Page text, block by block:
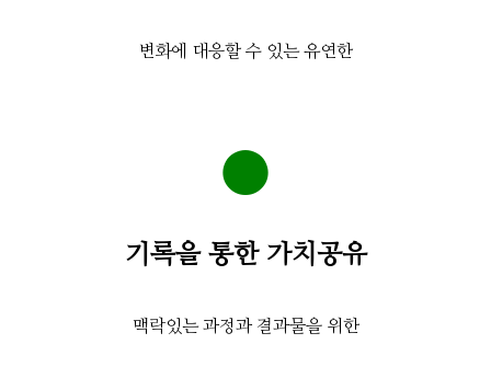
변화에 대응할 수 있는 유연한
●
기록을 통한 가치공유
맥락있는 과정과 결과물을 위한